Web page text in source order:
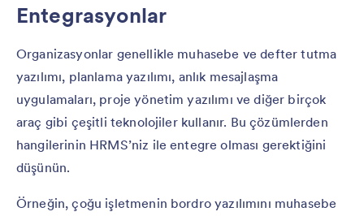
Entegrasyonlar
Organizasyonlar genellikle muhasebe ve defter tutma
yazılımı, planlama yazılımı, anlık mesajlaşma
uygulamaları, proje yönetim yazılımı ve diğer birçok
araç gibi çeşitli teknolojiler kullanır. Bu çözümlerden
hangilerinin HRMS’niz ile entegre olması gerektiğini
düşünün.
Örneğin, çoğu işletmenin bordro yazılımını muhasebe